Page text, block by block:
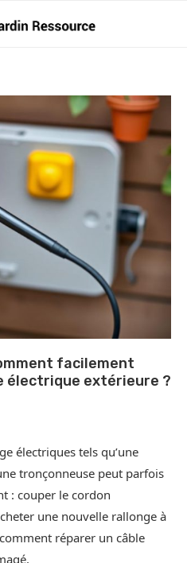
facilement
électrique extérieure ?
électriques tels qu’une
tronçonneuse peut parfois
: couper le cordon
une nouvelle rallonge à
réparer un câble